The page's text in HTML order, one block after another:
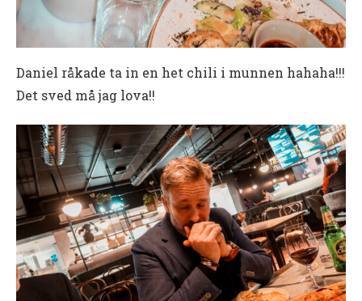
Daniel råkade ta in en het chili i munnen hahaha!!!
Det sved må jag lova!!